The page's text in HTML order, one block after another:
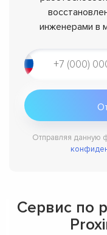
инженерами в
Отправляя данную
Сервис по